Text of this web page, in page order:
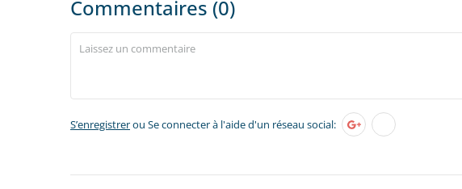
Commentaires (0)
S’enregistrerou Se connecter à l'aide d'un réseau social: